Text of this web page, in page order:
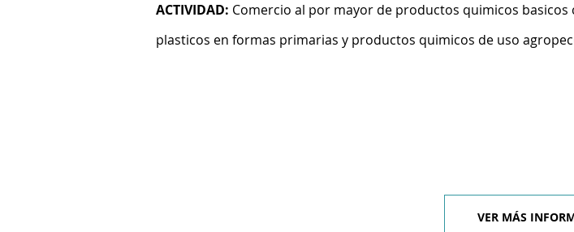
ACTIVIDAD: Comercio al por mayor de productos quimicos basicos
plasticos en formas primarias y productos quimicos de uso
VER MÁS